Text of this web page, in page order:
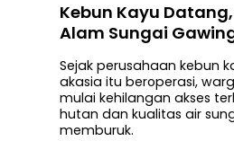
Kebun Kayu
Alam Sungai
Sejak perusahaan kebun
akasia itu beroperasi,
mulai kehilangan akses
hutan dan kualitas air
memburuk.